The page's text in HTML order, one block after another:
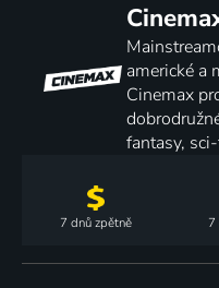
americké a
Cinemax
fantasy,
7 dnůzpětně 7